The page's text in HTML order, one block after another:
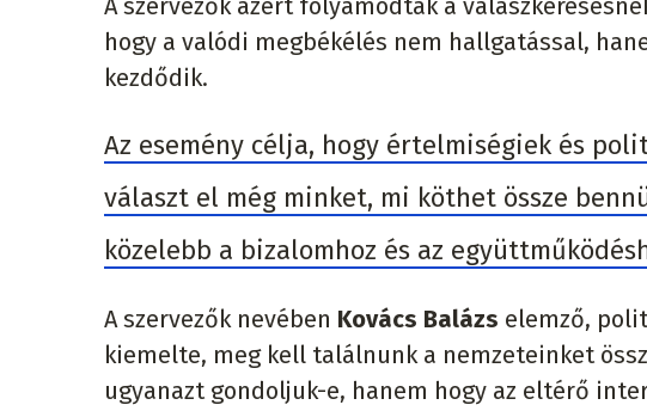
A szervezők azért folyamodtak a
hogy a valódi megbékélés nem hallgatással,
kezdődik.
Az esemény célja, hogy értelmiségiek és
választ el még minket, mi köthet össze
közelebb a bizalomhoz és az
A szervezők nevében Kovács Balázs elemző,
kiemelte, meg kell találnunk a nemzeteinket
ugyanazt gondoljuk-e, hanem hogy az eltérő